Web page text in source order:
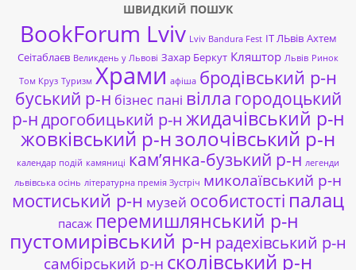
ШВИДКИЙ ПОШУК
BookForum Lviv Lviv Bandura Fest ІТ ЛЬвів Ахтем
Сеітаблаєв Великдень у Львові Захар Беркут Кляштор Львів Ринок
Том Круз Туризм Храми афіша бродівський р-н
буський р-н бізнес пані вілла городоцький
р-ндрогобицький р-н жидачівський р-н
жовківський р-нзолочівський р-н
календар подій камяниці кам’янка-бузький р-н легенди
львівська осінь літературна премія Зустріч миколаївський р-н
мостиський р-н музей особистості палац
пасаж перемишлянський р-н
пустомирівський р-н радехівський р-н
самбірський р-н сколівський р-н